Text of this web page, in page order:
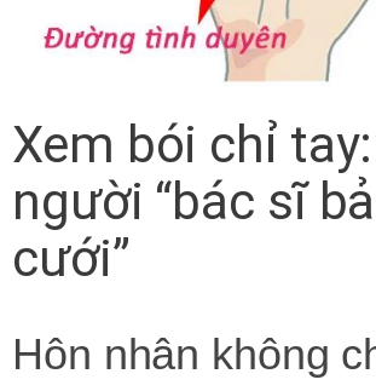
Xem bói chỉ
người “bác sĩ
cưới”
Hôn nhân không